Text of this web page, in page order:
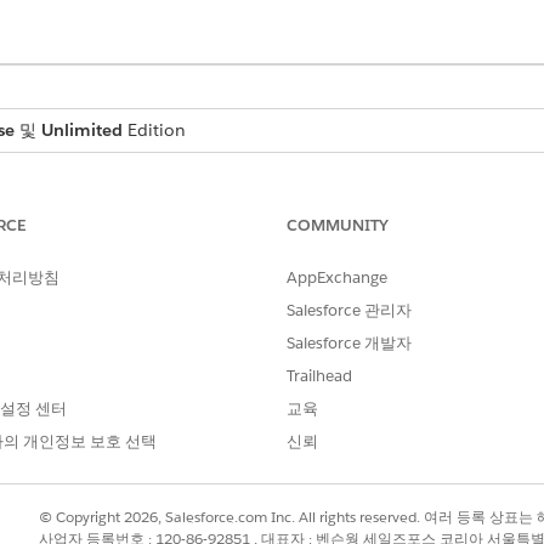
및 Unlimited Edition
응용 프로그램 사용자 정의
사용하여 인증서 서명 요청(CSR) 및 개인 키를 생성합니다.
장합니다. 나중에 키 저장소에 액세스하려면 이 암호가 필요합니다.
서 파일을 .pem 형식으로 반환합니다. 파일에는 서명된 인증서,
파일을 엽니다.
이 포함되어 있습니다. 각 인증서에 대해 -----BEGIN
다. 마지막 인증서 블록을 복사하고 root.pem로 저장합니다.
찾습니다. 중간 인증서 블록을 복사하고 intermediate.pem로 저장합
찾습니다. 첫 번째 인증서 블록을 복사하고 my_cert.pem로 저장합니
리방침
정 센터
개인정보 보호 선택
COMMUNITY
AppExchange
Salesforce 관리자
Salesforce 개발자
Trailhead
교육
신뢰
© Copyright 2026, Salesforce.com Inc. All rights reserved. 여러 등록 상표는
사업자 등록번호 : 120-86-92851 , 대표자 : 벤슨웡 세일즈포스 코리아 서울